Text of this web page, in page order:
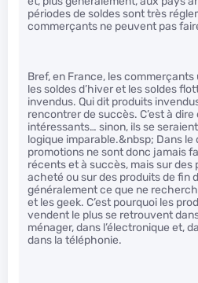
périodes de soldes sont très
commerçants ne peuvent pas
Bref, en France, les commerçants
les soldes d’hiver et les soldes
invendus. Qui dit produits
rencontrer de succès. C’est à
intéressants… sinon, ils se seraient
logique imparable.&nbsp; Dans
promotions ne sont donc jamais
récents et à succès, mais sur des
acheté ou sur des produits de fin
généralement ce que ne
et les geek. C’est pourquoi les
vendent le plus se retrouvent
ménager, dans l’électronique et,
dans la téléphonie.